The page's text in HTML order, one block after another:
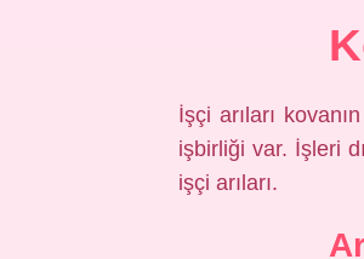
İşçi arıları
işbirliği var. İşleri
işçi arıları.